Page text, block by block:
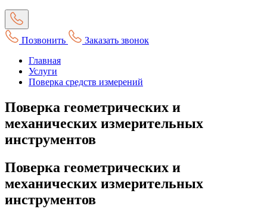
Позвонить
Заказать звонок
Главная
Услуги
Поверка средств измерений
Поверка геометрических и
механических измерительных
инструментов
Поверка геометрических и
механических измерительных
инструментов